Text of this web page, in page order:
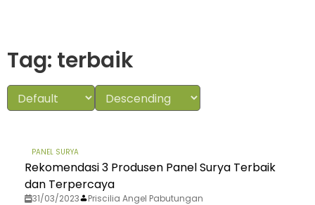
Tag: terbaik
PANEL SURYA
Rekomendasi 3 Produsen Panel Surya Terbaik
dan Terpercaya
31/03/2023 Priscilia Angel Pabutungan